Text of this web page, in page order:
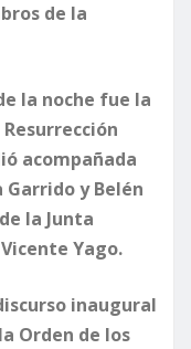
de la
la noche fue la
acompañada
y Belén
la Junta
Yago.
inaugural
Orden de los